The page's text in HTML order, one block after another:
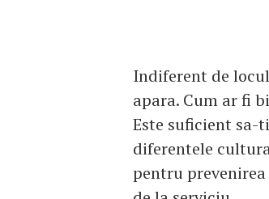
Indiferent de
apara. Cum ar fi
Este suficient sa-
diferentele
pentru